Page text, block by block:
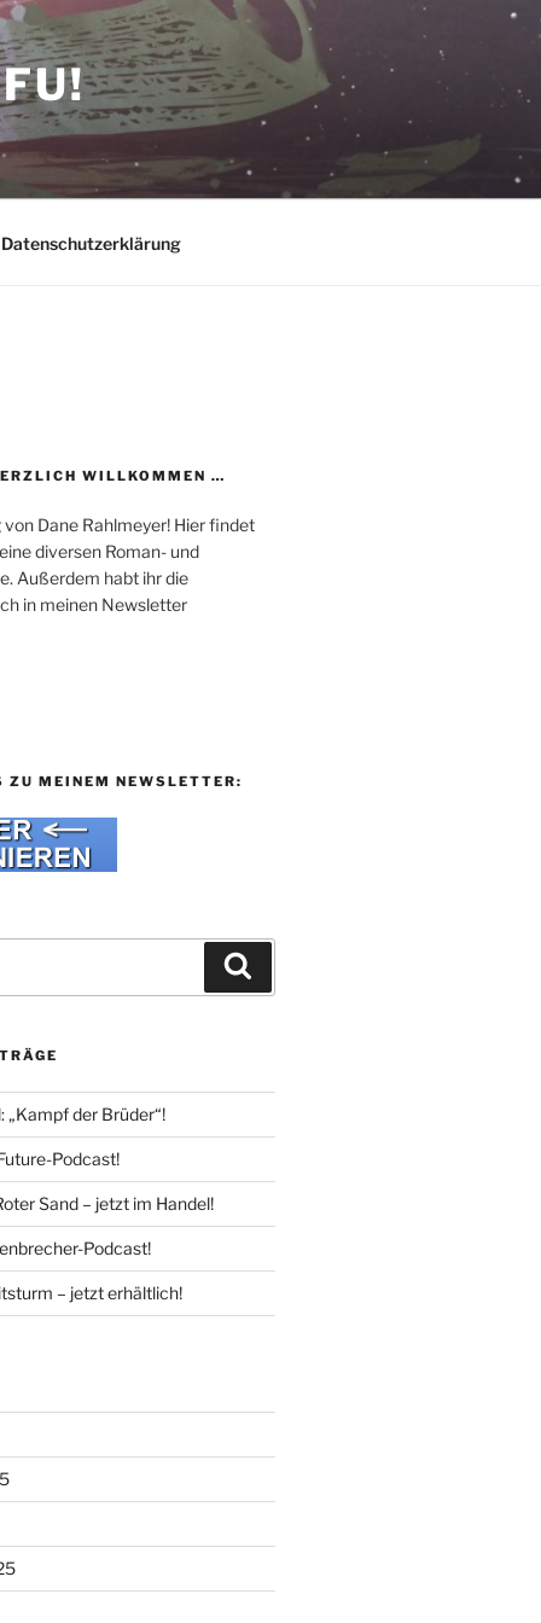
Datenschutzerklärung
WILLKOMMEN …
Dane Rahlmeyer! Hier findet
diversen Roman- und
Außerdem habt ihr die
in meinen Newsletter
ZU MEINEM NEWSLETTER:
„Kampf der Brüder“!
Podcast!
Sand – jetzt im Handel!
Podcast!
– jetzt erhältlich!